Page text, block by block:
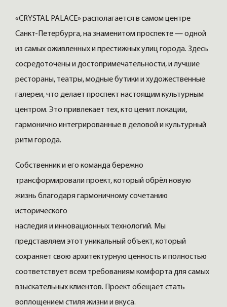
«CRYSTAL PALACE» располагается в самом центре
Санкт-Петербурга, на знаменитом проспекте — одной
из самых оживленных и престижных улиц города. Здесь
сосредоточены и достопримечательности, и лучшие
рестораны, театры, модные бутики и художественные
галереи, что делает проспект настоящим культурным
центром. Это привлекает тех, кто ценит локации,
гармонично интегрированные в деловой и культурный
ритм города.
Собственник и его команда бережно
трансформировали проект, который обрёл новую
жизнь благодаря гармоничному сочетанию
исторического
наследия и инновационных технологий. Мы
представляем этот уникальный объект, который
сохраняет свою архитектурную ценность и полностью
соответствует всем требованиям комфорта для самых
взыскательных клиентов. Проект обещает стать
воплощением стиля жизни и вкуса.